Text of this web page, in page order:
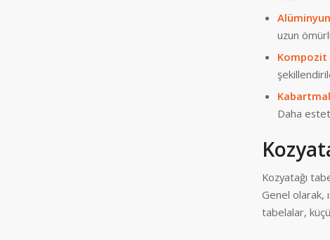
uzun
Daha
Kozyatağı
Genel olarak,
tabelalar,